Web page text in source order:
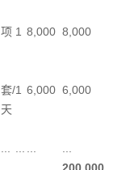
项 1 8,000 8,000
套/
天
1 6,000 6,000